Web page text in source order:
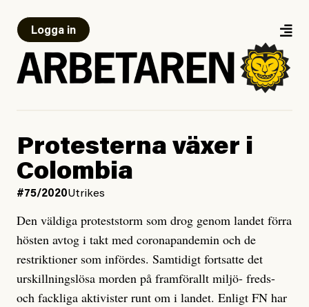
Logga in
Protesterna växer i
Colombia
#75/2020Utrikes
Den väldiga proteststorm som drog genom landet förra
hösten avtog i takt med coronapandemin och de
restriktioner som infördes. Samtidigt fortsatte det
urskillningslösa morden på framförallt miljö- freds-
och fackliga aktivister runt om i landet. Enligt FN har